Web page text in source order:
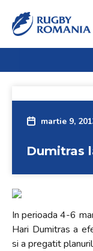
in
One
screen
martie 9,
Dumitras
In perioada 4-6
Hari Dumitras a
si a pregatit